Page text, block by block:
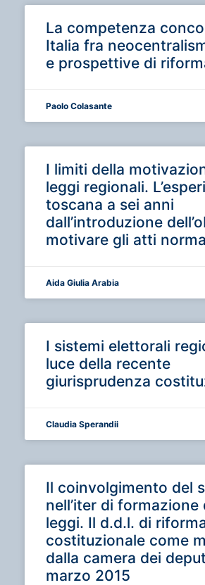
La competenza
Italia fra
e prospettive di
Paolo Colasante
I limiti della
leggi regionali.
toscana a sei anni
dall’introduzione
motivare gli atti
Aida Giulia Arabia
I sistemi elettorali
luce della recente
giurisprudenza
Claudia Sperandii
Il coinvolgimento del
nell’iter di formazione
leggi. Il d.d.l. di
costituzionale come
dalla camera dei
marzo 2015